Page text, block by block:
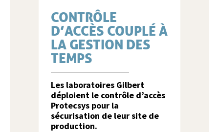
CONTRÔLE
D’ACCÈS COUPLÉ À
LA GESTION DES
TEMPS
Les laboratoires Gilbert
déploient le contrôle d’accès
Protecsys pour la
sécurisation de leur site de
production.